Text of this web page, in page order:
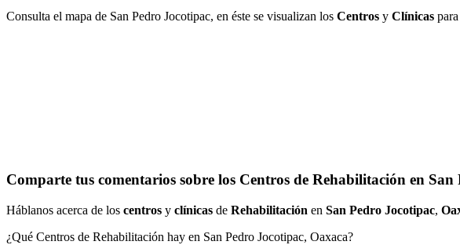
Consulta el mapa de San Pedro Jocotipac, en éste se visualizan los Centros y Clínicas
Comparte tus comentarios sobre los Centros de Rehabilitación en San
Háblanos acerca de los centros y clínicas de Rehabilitación en San Pedro Jocotipac,
¿Qué Centros de Rehabilitación hay en San Pedro Jocotipac, Oaxaca?